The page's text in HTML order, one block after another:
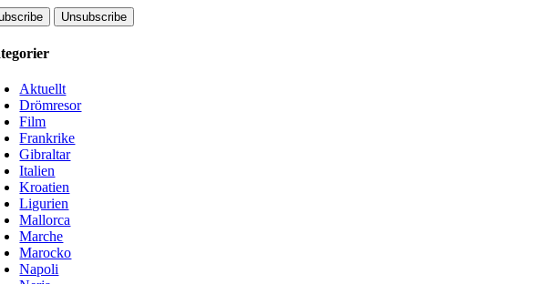
Aktuellt
Drömresor
Film
Frankrike
Gibraltar
Italien
Kroatien
Ligurien
Mallorca
Marche
Marocko
Napoli